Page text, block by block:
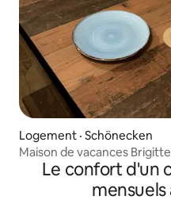
Logement · Schönecken
Maison de vacances Brigitte
Le confort d'un